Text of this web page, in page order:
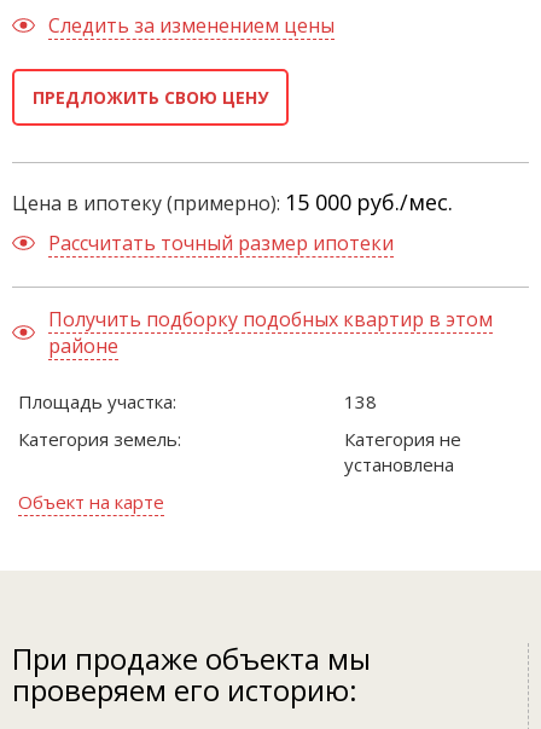
Следить за изменением цены
ПРЕДЛОЖИТЬ СВОЮ ЦЕНУ
Цена в ипотеку (примерно): 15 000 руб./мес.
Рассчитать точный размер ипотеки
Получить подборку подобных квартир в этом
районе
Площадь участка:
138
Категория земель:
Категория не
установлена
Объект на карте
При продаже объекта мы
проверяем его историю: